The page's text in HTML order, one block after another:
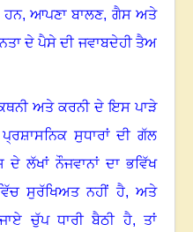
ਹਨ,ਆਪਣਾ ਬਾਲਣ, ਗੈਸ ਅਤੇ
ਦੇ ਪੈਸੇ ਦੀ ਜਵਾਬਦੇਹੀ ਤੈਅ
ਅਤੇ ਕਰਨੀ ਦੇ ਇਸ ਪਾੜੇ
ਸੁਧਾਰਾਂ ਦੀ ਗੱਲ
ਲੱਖਾਂ ਨੌਜਵਾਨਾਂ ਦਾ ਭਵਿੱਖ
ਸੁਰੱਖਿਅਤ ਨਹੀਂ ਹੈ,ਅਤੇ
ਚੁੱਪ ਧਾਰੀ ਬੈਠੀ ਹੈ,ਤਾਂ